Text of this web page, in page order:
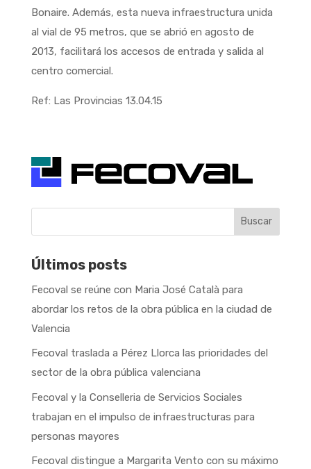
Bonaire. Además, esta nueva infraestructura unida
al vial de 95 metros, que se abrió en agosto de
2013, facilitará los accesos de entrada y salida al
centro comercial.
Ref: Las Provincias 13.04.15
Buscar
Últimos posts
Fecoval se reúne con Maria José Català para
abordar los retos de la obra pública en la ciudad de
Valencia
Fecoval traslada a Pérez Llorca las prioridades del
sector de la obra pública valenciana
Fecoval y la Conselleria de Servicios Sociales
trabajan en el impulso de infraestructuras para
personas mayores
Fecoval distingue a Margarita Vento con su máximo